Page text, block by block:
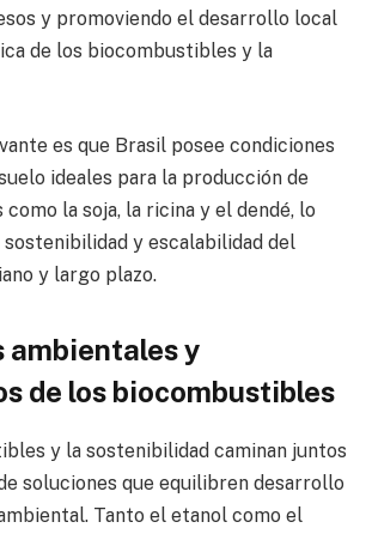
y promoviendo el desarrollo local
de los biocombustibles y la
es que Brasil posee condiciones
ideales para la producción de
la soja, la ricina y el dendé, lo
sostenibilidad y escalabilidad del
y largo plazo.
ambientales y
de los biocombustibles
y la sostenibilidad caminan juntos
soluciones que equilibren desarrollo
Tanto el etanol como el